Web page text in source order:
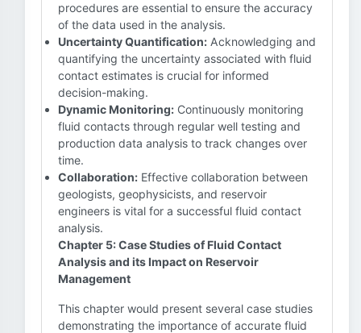
procedures are essential to ensure the accuracy
of the data used in the analysis.
Uncertainty Quantification: Acknowledging and
quantifying the uncertainty associated with fluid
contact estimates is crucial for informed
decision-making.
Dynamic Monitoring: Continuously monitoring
fluid contacts through regular well testing and
production data analysis to track changes over
time.
Collaboration: Effective collaboration between
geologists, geophysicists, and reservoir
engineers is vital for a successful fluid contact
analysis.
Chapter 5: Case Studies of Fluid Contact
Analysis and its Impact on Reservoir
Management
This chapter would present several case studies
demonstrating the importance of accurate fluid